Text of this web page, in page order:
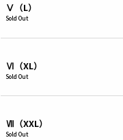
Ⅴ（L）
Sold Out
Ⅵ（XL）
Sold Out
Ⅶ（XXL）
Sold Out